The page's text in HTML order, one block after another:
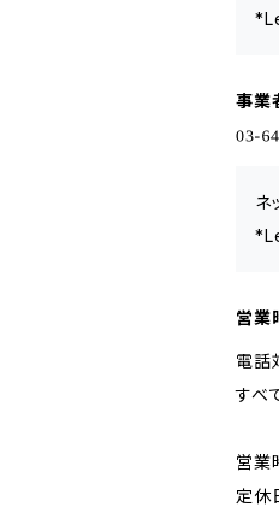
事業
ネ
営業
電話
すべ
営業
定休